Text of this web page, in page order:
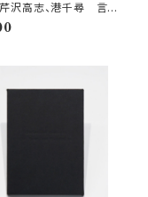
沢高志、港千尋 言葉
わたしたちの本のつ